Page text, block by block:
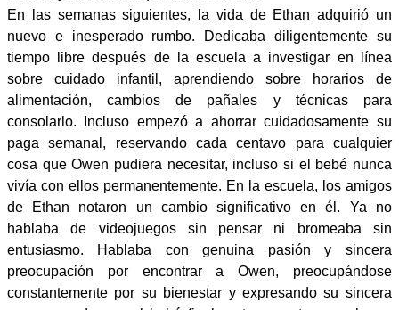
En las semanas siguientes, la vida de Ethan adquirió un
nuevo e inesperado rumbo. Dedicaba diligentemente su
tiempo libre después de la escuela a investigar en línea
sobre cuidado infantil, aprendiendo sobre horarios de
alimentación, cambios de pañales y técnicas para
consolarlo. Incluso empezó a ahorrar cuidadosamente su
paga semanal, reservando cada centavo para cualquier
cosa que Owen pudiera necesitar, incluso si el bebé nunca
vivía con ellos permanentemente. En la escuela, los amigos
de Ethan notaron un cambio significativo en él. Ya no
hablaba de videojuegos sin pensar ni bromeaba sin
entusiasmo. Hablaba con genuina pasión y sincera
preocupación por encontrar a Owen, preocupándose
constantemente por su bienestar y expresando su sincera